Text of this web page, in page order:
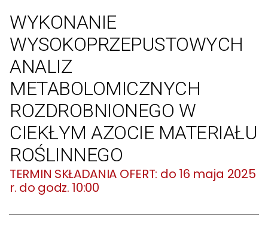
WYKONANIE
WYSOKOPRZEPUSTOWYCH
ANALIZ
METABOLOMICZNYCH
ROZDROBNIONEGO W
CIEKŁYM AZOCIE MATERIAŁU
ROŚLINNEGO
do 16 maja 2025
r. do godz. 10:00